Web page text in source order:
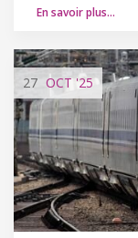
En savoir plus…
27 OCT'25